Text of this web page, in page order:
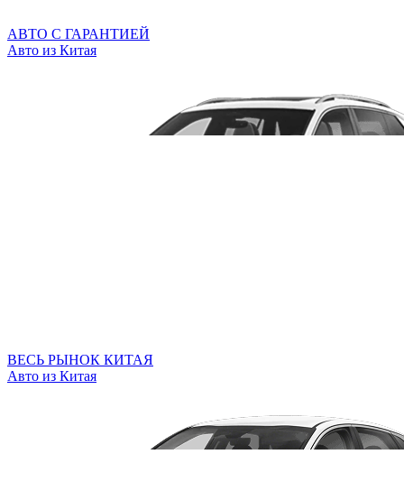
АВТО С ГАРАНТИЕЙ
Авто из Китая
ВЕСЬ РЫНОК КИТАЯ
Авто из Китая